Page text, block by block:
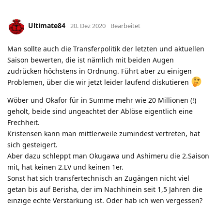
Ultimate84 20. Dez 2020 Bearbeitet
Man sollte auch die Transferpolitik der letzten und aktuellen
Saison bewerten, die ist nämlich mit beiden Augen
zudrücken höchstens in Ordnung. Führt aber zu einigen
Problemen, über die wir jetzt leider laufend diskutieren
Wöber und Okafor für in Summe mehr wie 20 Millionen (!)
geholt, beide sind ungeachtet der Ablöse eigentlich eine
Frechheit.
Kristensen kann man mittlerweile zumindest vertreten, hat
sich gesteigert.
Aber dazu schleppt man Okugawa und Ashimeru die 2.Saison
mit, hat keinen 2.LV und keinen 1er.
Sonst hat sich transfertechnisch an Zugängen nicht viel
getan bis auf Berisha, der im Nachhinein seit 1,5 Jahren die
einzige echte Verstärkung ist. Oder hab ich wen vergessen?